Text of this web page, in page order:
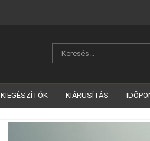
KIEGÉSZÍTŐK KIÁRUSÍTÁS